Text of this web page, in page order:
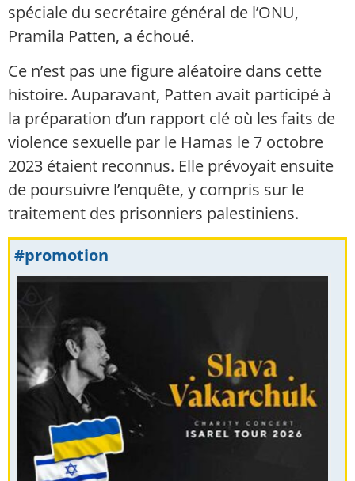
spéciale du secrétaire général de l’ONU,
Pramila Patten, a échoué.
Ce n’est pas une figure aléatoire dans cette
histoire. Auparavant, Patten avait participé à
la préparation d’un rapport clé où les faits de
violence sexuelle par le Hamas le 7 octobre
2023 étaient reconnus. Elle prévoyait ensuite
de poursuivre l’enquête, y compris sur le
traitement des prisonniers palestiniens.
#promotion